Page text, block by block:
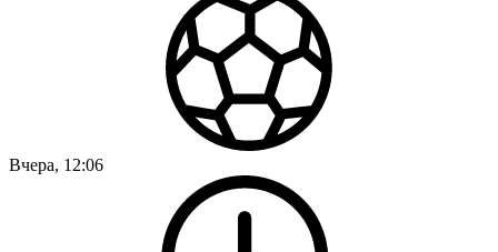
Вчера, 12:06